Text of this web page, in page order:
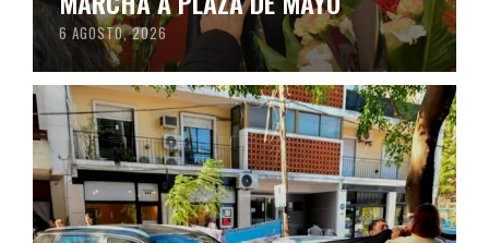
6 AGOSTO, 2026